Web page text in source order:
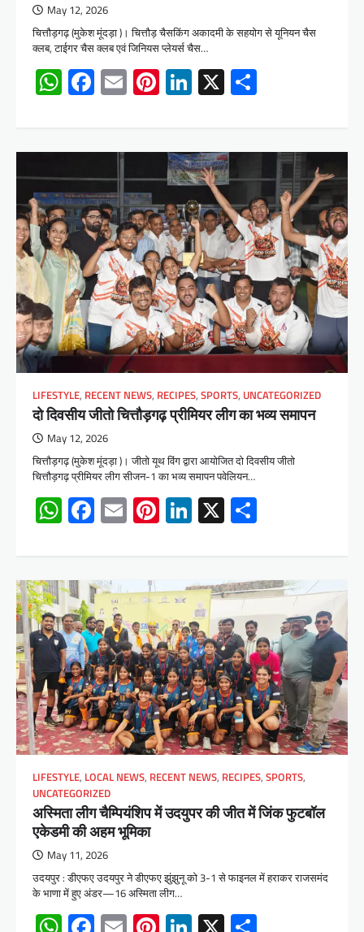
May 12, 2026
चित्तौड़गढ़ (मुकेश मूंदड़ा )। चित्तौड़ चैसकिंग अकादमी के सहयोग से यूनियन चैस
क्लब, टाईगर चैस क्लब एवं जिनियस प्लेयर्स चैस…
WhatsApp
Facebook
EmailPinterest
LinkedIn
X
LIFESTYLE, RECENT NEWS, RECIPES, SPORTS, UNCATEGORIZED
दो दिवसीय जीतो चित्तौड़गढ़ प्रीमियर लीग का भव्य समापन
May 12, 2026
चित्तौड़गढ़ (मुकेश मूंदड़ा )। जीतो यूथ विंग द्वारा आयोजित दो दिवसीय जीतो
चित्तौड़गढ़ प्रीमियर लीग सीजन-1 का भव्य समापन पवेलियन…
WhatsApp
Facebook
EmailPinterest
LinkedIn
X
LIFESTYLE, LOCAL NEWS, RECENT NEWS, RECIPES, SPORTS,
UNCATEGORIZED
अस्मिता लीग चैम्पियंशिप में उदयुपर की जीत में जिंक फुटबॉल
एकेडमी की अहम भूमिका
May 11, 2026
उदयपुर : डीएफए उदयपुर ने डीएफए झुंझुनू को 3-1 से फाइनल में हराकर राजसमंद
के भाणा में हुए अंडर—16 अस्मिता लीग…